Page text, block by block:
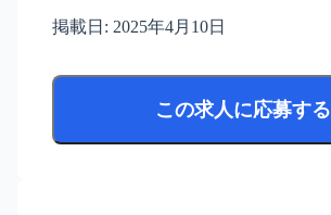
掲載日: 2025年4月10日
この求人に応募する